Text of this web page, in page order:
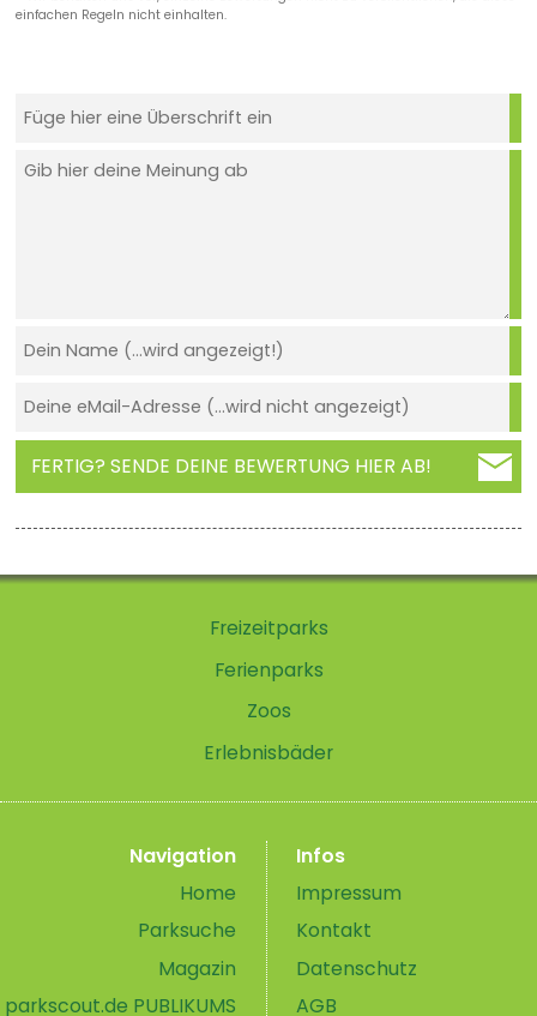
einfachen Regeln nicht einhalten.
FERTIG? SENDE DEINE BEWERTUNG HIER AB!
Freizeitparks
Ferienparks
Zoos
Erlebnisbäder
Navigation
Home
Parksuche
Magazin
parkscout.de PUBLIKUMS
Infos
Impressum
Kontakt
Datenschutz
AGB